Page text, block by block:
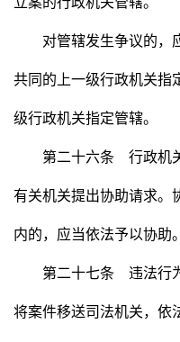
对管辖发生争议的，
共同的上一级行政机关指
级行政机关指定管辖。
第二十六条 行政机关
有关机关提出协助请求。
内的，应当依法予以协助。
第二十七条 违法行为
将案件移送司法机关，依